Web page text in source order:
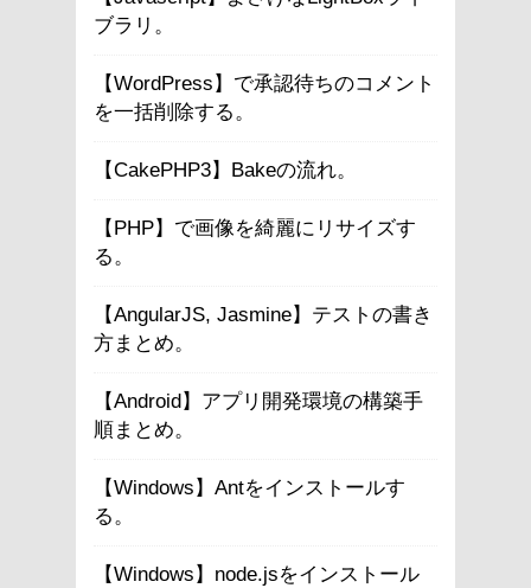
ブラリ。
【WordPress】で承認待ちのコメント
を一括削除する。
【CakePHP3】Bakeの流れ。
【PHP】で画像を綺麗にリサイズす
る。
【AngularJS, Jasmine】テストの書き
方まとめ。
【Android】アプリ開発環境の構築手
順まとめ。
【Windows】Antをインストールす
る。
【Windows】node.jsをインストール